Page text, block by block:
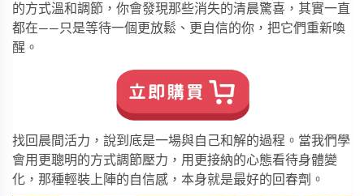
的方式溫和調節，你會發現那些消失的清晨驚喜，其實一直
都在——只是等待一個更放鬆、更自信的你，把它們重新喚
醒。
找回晨間活力，說到底是一場與自己和解的過程。當我們學
會用更聰明的方式調節壓力，用更接納的心態看待身體變
化，那種輕裝上陣的自信感，本身就是最好的回春劑。